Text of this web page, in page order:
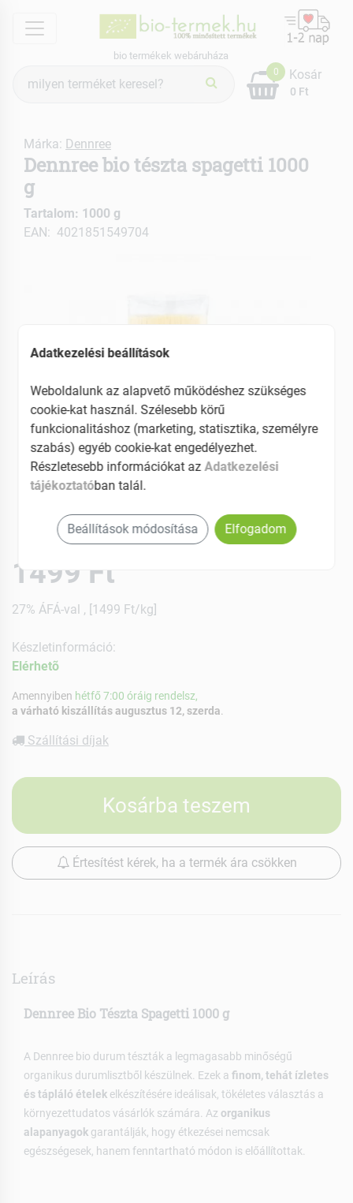
menu
bio termékek webáruháza
keresés
0
0 Ft
Kosár
Márka: Dennree
Dennree bio tészta spagetti 1000
g
Tartalom: 1000 g
EAN: 4021851549704
1499 Ft
27% ÁFÁ-val , [1499 Ft/kg]
Készletinformáció:
Elérhetõ
Amennyiben hétfő 7:00 óráig rendelsz,
a várható kiszállítás augusztus 12, szerda
Szállítási díjak
Kosárba teszem
Értesítést kérek, ha a termék ára csökken
Leírás
Dennree Bio Tészta Spagetti 1000 g
A Dennree bio durum tészták a legmagasabb minőségű
organikus durumlisztből készülnek. Ezek a finom, tehát ízletes
és tápláló ételek elkészítésére ideálisak, tökéletes választás a
környezettudatos vásárlók számára. Az organikus
alapanyagok garantálják, hogy étkezései nemcsak
egészségesek, hanem fenntartható módon is előállítottak.
Adatkezelési beállítások
Weboldalunk az alapvető működéshez szükséges
cookie-kat használ. Szélesebb körű
funkcionalitáshoz (marketing, statisztika, személyre
szabás) egyéb cookie-kat engedélyezhet.
Részletesebb információkat azAdatkezelési
tájékoztatóban talál.
Beállítások módosítása Elfogadom